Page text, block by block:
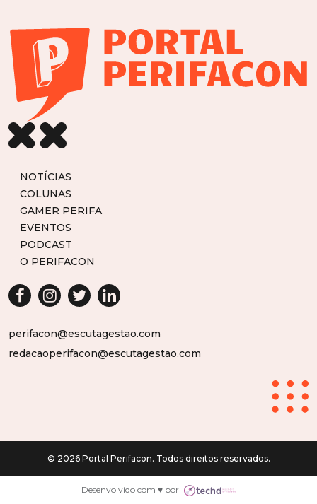
NOTÍCIAS
COLUNAS
GAMER PERIFA
EVENTOS
PODCAST
O PERIFACON
perifacon@escutagestao.com
redacaoperifacon@escutagestao.com
© 2026 Portal Perifacon. Todos direitos reservados.
Desenvolvido com ♥ por